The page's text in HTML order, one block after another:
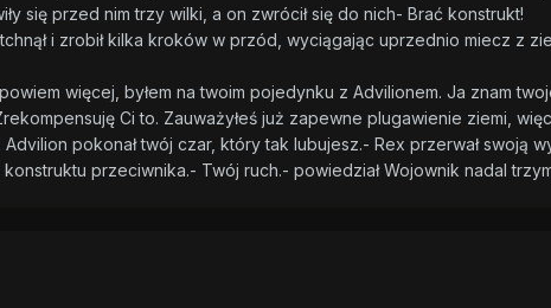
się przed nim trzy wilki, a on zwrócił się do nich- Brać konstrukt!
i zrobił kilka kroków w przód, wyciągając uprzednio miecz z
powiem więcej, byłem na twoim pojedynku z Advilionem. Ja znam
Ci to. Zauważyłeś już zapewne plugawienie ziemi,
Advilion pokonał twój czar, który tak lubujesz.- Rex przerwał swoją
przeciwnika.- Twój ruch.- powiedział Wojownik nadal